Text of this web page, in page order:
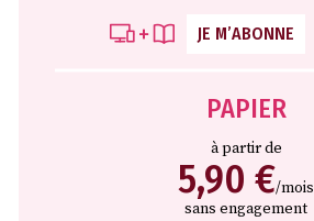
JE M’ABONNE
PAPIER
à partir de
5,90 €/mois
sans engagement